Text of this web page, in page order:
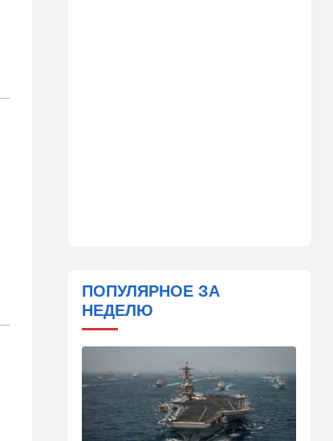
05:00 Транспорт
01:32 Израиль
Погода в Израиле на
пятницу, 7 августа
ПОПУЛЯРНОЕ ЗА
НЕДЕЛЮ